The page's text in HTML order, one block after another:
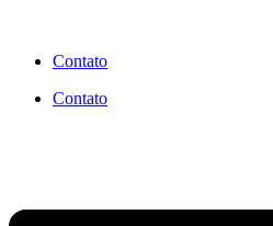
Contato
Contato